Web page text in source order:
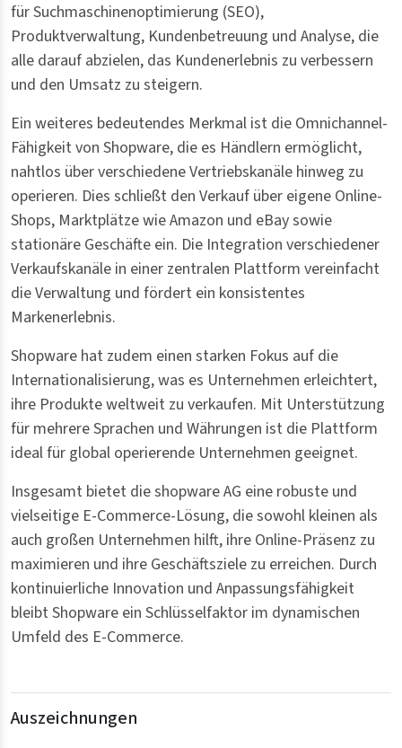
für Suchmaschinenoptimierung (SEO),
Produktverwaltung, Kundenbetreuung und Analyse, die
alle darauf abzielen, das Kundenerlebnis zu verbessern
und den Umsatz zu steigern.
Ein weiteres bedeutendes Merkmal ist die Omnichannel-
Fähigkeit von Shopware, die es Händlern ermöglicht,
nahtlos über verschiedene Vertriebskanäle hinweg zu
operieren. Dies schließt den Verkauf über eigene Online-
Shops, Marktplätze wie Amazon und eBay sowie
stationäre Geschäfte ein. Die Integration verschiedener
Verkaufskanäle in einer zentralen Plattform vereinfacht
die Verwaltung und fördert ein konsistentes
Markenerlebnis.
Shopware hat zudem einen starken Fokus auf die
Internationalisierung, was es Unternehmen erleichtert,
ihre Produkte weltweit zu verkaufen. Mit Unterstützung
für mehrere Sprachen und Währungen ist die Plattform
ideal für global operierende Unternehmen geeignet.
Insgesamt bietet die shopware AG eine robuste und
vielseitige E-Commerce-Lösung, die sowohl kleinen als
auch großen Unternehmen hilft, ihre Online-Präsenz zu
maximieren und ihre Geschäftsziele zu erreichen. Durch
kontinuierliche Innovation und Anpassungsfähigkeit
bleibt Shopware ein Schlüsselfaktor im dynamischen
Umfeld des E-Commerce.
Auszeichnungen